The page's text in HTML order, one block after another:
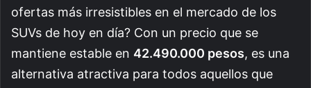
ofertas más irresistibles en el mercado de los
SUVs de hoy en día? Con un precio que se
mantiene estable en 42.490.000 pesos, es una
alternativa atractiva para todos aquellos que